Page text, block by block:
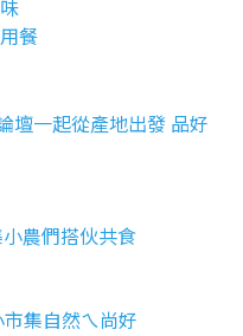
餐
壇一起從產地出發 品好
農們搭伙共食
集自然ㄟ尚好